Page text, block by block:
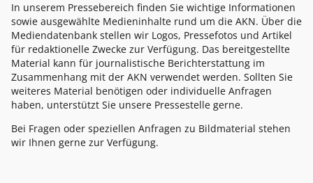
In unserem Pressebereich finden Sie wichtige Informationen
sowie ausgewählte Medieninhalte rund um die AKN. Über die
Mediendatenbank stellen wir Logos, Pressefotos und Artikel
für redaktionelle Zwecke zur Verfügung. Das bereitgestellte
Material kann für journalistische Berichterstattung im
Zusammenhang mit der AKN verwendet werden. Sollten Sie
weiteres Material benötigen oder individuelle Anfragen
haben, unterstützt Sie unsere Pressestelle gerne.
Bei Fragen oder speziellen Anfragen zu Bildmaterial stehen
wir Ihnen gerne zur Verfügung.